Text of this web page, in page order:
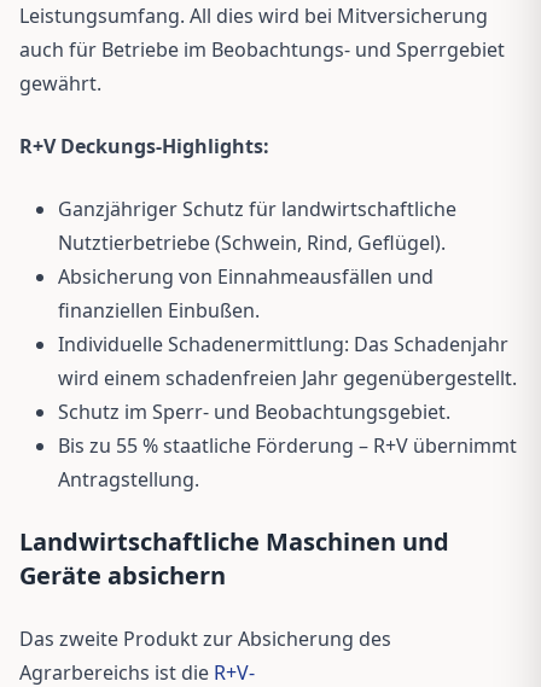
Leistungsumfang. All dies wird bei Mitversicherung
auch für Betriebe im Beobachtungs- und Sperrgebiet
gewährt.
R+V Deckungs-Highlights:
Ganzjähriger Schutz für landwirtschaftliche
Nutztierbetriebe (Schwein, Rind, Geflügel).
Absicherung von Einnahmeausfällen und
finanziellen Einbußen.
Individuelle Schadenermittlung: Das Schadenjahr
wird einem schadenfreien Jahr gegenübergestellt.
Schutz im Sperr- und Beobachtungsgebiet.
Bis zu 55 % staatliche Förderung – R+V übernimmt
Antragstellung.
Landwirtschaftliche Maschinen und
Geräte absichern
Das zweite Produkt zur Absicherung des
Agrarbereichs ist die R+V-